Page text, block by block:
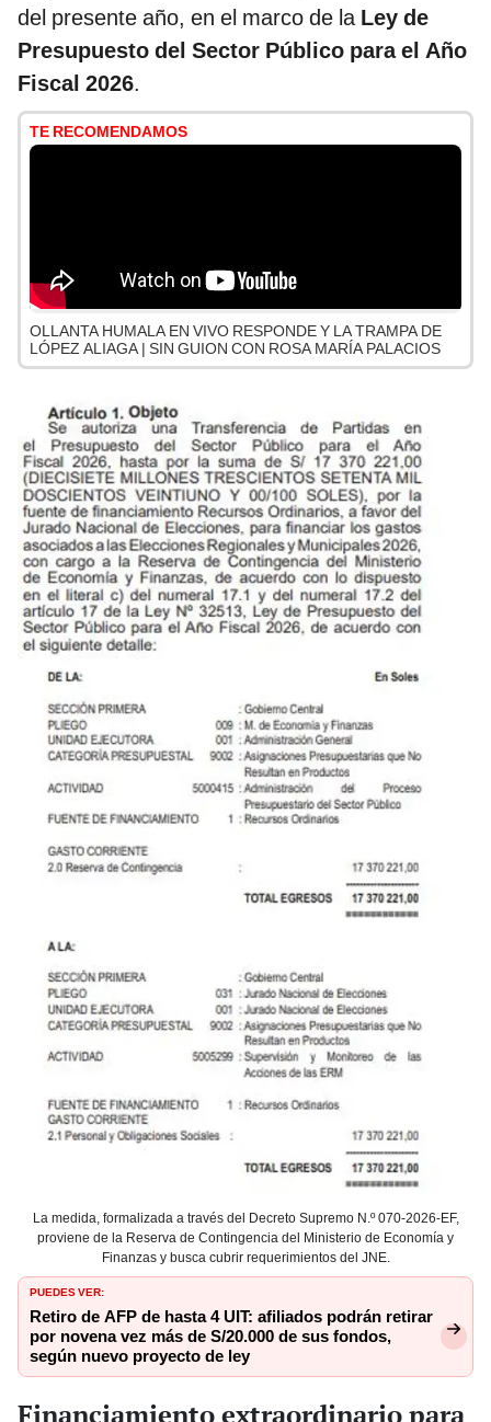
del presente año, en el marco de la Ley de
Presupuesto del Sector Público para el Año
Fiscal 2026.
TE RECOMENDAMOS
OLLANTA HUMALA EN VIVO RESPONDE Y LA TRAMPA DE
LÓPEZ ALIAGA | SIN GUION CON ROSA MARÍA PALACIOS
La medida, formalizada a través del Decreto Supremo N.º 070-2026-EF,
proviene de la Reserva de Contingencia del Ministerio de Economía y
Finanzas y busca cubrir requerimientos del JNE.
PUEDES VER:
Retiro de AFP de hasta 4 UIT: afiliados podrán retirar
por novena vez más de S/20.000 de sus fondos,
según nuevo proyecto de ley
Financiamiento extraordinario para